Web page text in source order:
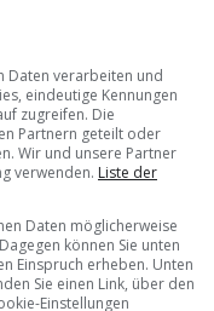
Daten verarbeiten und
eindeutige Kennungen
zugreifen. Die
Partnern geteilt oder
Wir und unsere Partner
verwenden. Liste der
Daten möglicherweise
können Sie unten
Einspruch erheben. Unten
Sie einen Link, über den
Einstellungen